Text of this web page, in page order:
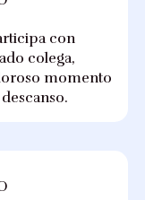
con
colega,
momento